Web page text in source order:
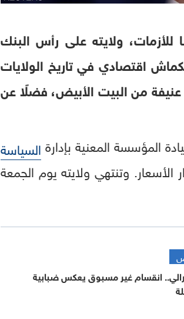
ولايته على رأس البنك
اقتصادي في تاريخ الولايات
40 عامًا، وهجمات سياسية عنيفة من البيت الأبيض، فضلًا عن
المؤسسة المعنية بإدارة السياسة
الأسعار. وتنتهي ولايته يوم الجمعة
انقسام غير مسبوق يعكس ضبابية